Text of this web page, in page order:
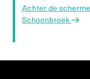
Volgend
bericht
Achter de
Schoonbroek